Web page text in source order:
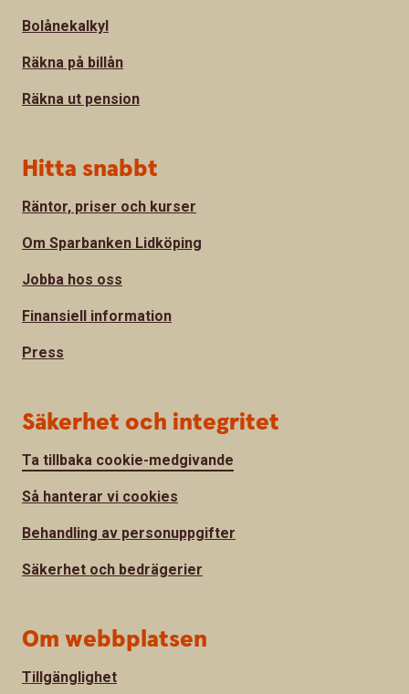
Bolånekalkyl
Räkna på billån
Räkna ut pension
Hitta snabbt
Räntor, priser och kurser
Om Sparbanken Lidköping
Jobba hos oss
Finansiell information
Press
Säkerhet och integritet
Ta tillbaka cookie-medgivande
Så hanterar vi cookies
Behandling av personuppgifter
Säkerhet och bedrägerier
Om webbplatsen
Tillgänglighet